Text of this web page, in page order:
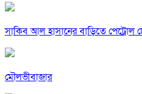
সাকিব আল হাসানের বাড়িতে পেট্রোল
মৌলভীবাজার